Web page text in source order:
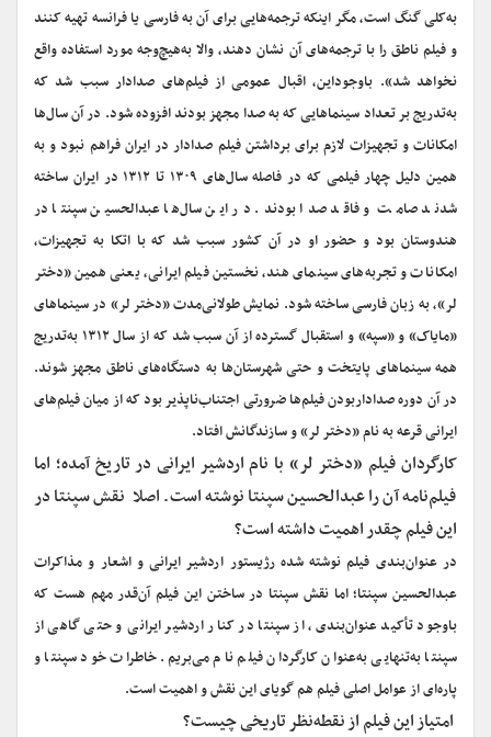
به‌کلی‌ گنگ‌ است‌، مگر اینکه‌ ترجمه‌هایی‌ برای‌ آن به فارسی‌ یا فرانسه‌ تهیه کنند
و فیلم‌ ناطق‌ را با ترجمه‌های‌ آن‌ نشان دهند، والا به‌هیچ‌وجه‌ مورد استفاده‌ واقع‌
نخواهد شد». باوجوداین، اقبال عمومی از فیلم‌های صدادار سبب شد که
به‌تدریج بر تعداد سینماهایی که به صدا مجهز بودند افزوده شود. در آن سال‌ها
امکانات و تجهیزات لازم برای برداشتن فیلم صدادار در ایران فراهم نبود و به
همین دلیل چهار فیلمی که در فاصله سال‌های ۱۳۰۹ تا ۱۳۱۲ در ایران ساخته
شدند صامت و فاقد صدا بودند. در این سال‌ها عبدالحسین سپنتا در
هندوستان بود و حضور او در آن کشور سبب شد که با اتکا به تجهیزات،
امکانات و تجربه‌های سینمای هند، نخستین فیلم ایرانی، یعنی همین «دختر
لر»، به زبان فارسی ساخته شود. نمایش طولانی‌مدت «دختر لر» در سینماهای
«مایاک» و «سپه» و استقبال گسترده از آن سبب شد که از سال ۱۳۱۲ به‌تدریج
همه سینماهای پایتخت و حتی شهرستان‌ها به دستگاه‌های ناطق مجهز شوند.
در آن دوره صداداربودن فیلم‌ها ضرورتی اجتناب‌ناپذیر بود که از میان فیلم‌های
ایرانی قرعه به نام «دختر لر» و سازندگانش افتاد.
‌کارگردان فیلم «دختر لر» با نام اردشیر ایرانی در تاریخ آمده؛ اما
فیلم‌نامه آن را عبدالحسین سپنتا نوشته است. اصلا نقش سپنتا در
این فیلم چقدر اهمیت داشته است؟
در عنوان‌بندی فیلم نوشته شده رژیستور اردشیر ایرانی و اشعار و مذاکرات
عبدالحسین سپنتا؛ اما نقش سپنتا در ساختن این فیلم آن‌قدر مهم هست که
باوجود تأکید عنوان‌بندی، از سپنتا در کنار اردشیر ایرانی و حتی گاهی از
سپنتا به‌تنهایی به‌عنوان کارگردان فیلم نام می‌بریم. خاطرات خود سپنتا و
پاره‌ای از عوامل اصلی فیلم هم گویای این نقش و اهمیت است.
‌ امتیاز این فیلم از نقطه‌نظر تاریخی چیست؟